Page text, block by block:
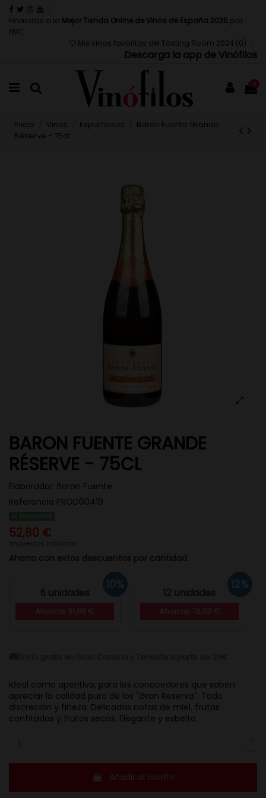
Finalistas a la Mejor Tienda Online de Vinos de España 2025 por
IWC
Mis vinos favoritos del Tasting Room 2024 (0 )
Descarga la app de Vinófilos
0
Inicio Vinos Espumosos
Baron Fuente Grande
Réserve - 75cl
BARON FUENTE GRANDE
RÉSERVE - 75CL
Elaborador: Baron Fuente
Referencia PROD00419
52,80 €
Impuestos incluidos
Ahorra con estos descuentos por cantidad
6 unidades
10%
12 unidades
12%
Ideal como aperitivo, para los conocedores que saben
apreciar la calidad pura de los "Gran Reserva". Todo
discreción y fineza. Delicadas notas de miel, frutas
confitadas y frutos secos. Elegante y esbelto.
Añadir al carrito